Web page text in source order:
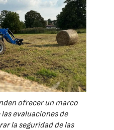
ofrecer un marco
evaluaciones de
la seguridad de las